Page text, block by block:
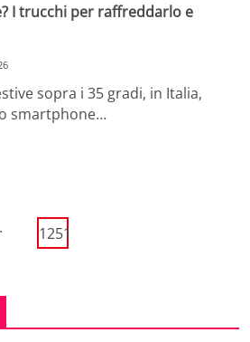
I trucchi per raffreddarlo e
sopra i 35 gradi, in Italia,
smartphone…
1251